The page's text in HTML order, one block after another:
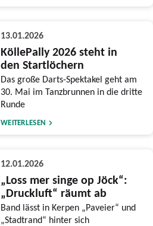
13.01.2026
KöllePally 2026 steht in
den Startlöchern
Das große Darts-Spektakel geht am
30. Mai im Tanzbrunnen in die dritte
Runde
WEITERLESEN
12.01.2026
„Loss mer singe op Jöck“:
„Druckluft“ räumt ab
Band lässt in Kerpen „Paveier“ und
„Stadtrand“ hinter sich